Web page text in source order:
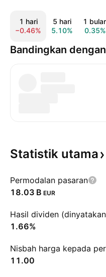
1 hari
−0.46%
5 hari
5.10%
1
0.35%
Bandingkan
Statistik utama
Permodalan pasaran
‪18.03 B‬ EUR
Hasil dividen
1.66%
Nisbah harga kepada
11.00